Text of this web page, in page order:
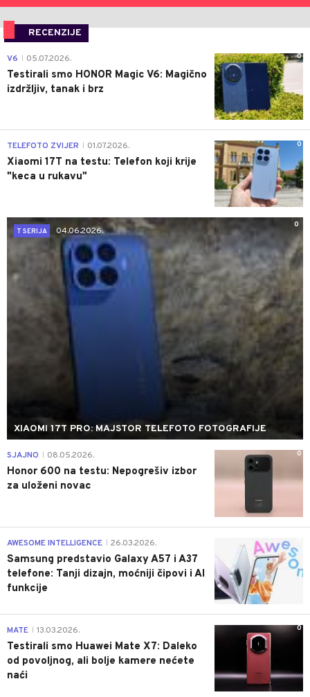
RECENZIJE
0
V6 05.07.2026.
Testirali smo HONOR Magic V6: Magično
izdržljiv, tanak i brz
0
TELEFOTO ZVIJER 01.07.2026.
Xiaomi 17T na testu: Telefon koji krije
"keca u rukavu"
0
T SERIJA
04.06.2026.
XIAOMI 17T PRO: MAJSTOR TELEFOTO FOTOGRAFIJE
0
SJAJNO 08.05.2026.
Honor 600 na testu: Nepogrešiv izbor
za uloženi novac
AWESOME INTELLIGENCE 26.03.2026.
Samsung predstavio Galaxy A57 i A37
telefone: Tanji dizajn, moćniji čipovi i AI
funkcije
0
MATE 13.03.2026.
Testirali smo Huawei Mate X7: Daleko
od povoljnog, ali bolje kamere nećete
naći